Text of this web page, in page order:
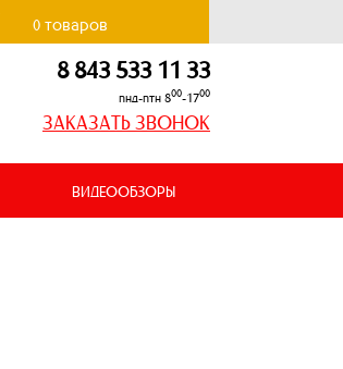
0товаров
8 843 533 11 33
пнд-птн 800-1700
ЗАКАЗАТЬ ЗВОНОК
ВИДЕООБЗОРЫ